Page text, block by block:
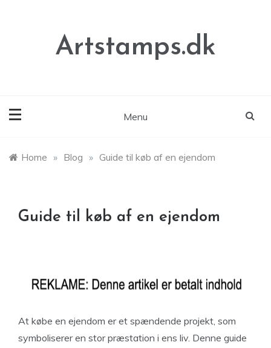
Artstamps.dk
Menu
Home » Blog » Guide til køb af en ejendom
Guide til køb af en ejendom
At købe en ejendom er et spændende projekt, som
symboliserer en stor præstation i ens liv. Denne guide